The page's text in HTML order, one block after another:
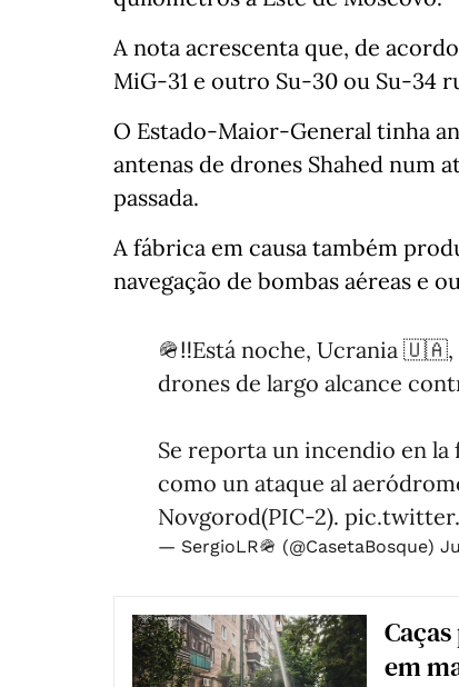
A nota acrescenta que, de
MiG-31 e outro Su-30 ou Su-34
O Estado-Maior-General tinha
antenas de drones Shahed num
passada.
A fábrica em causa também
navegação de bombas aéreas e
🪖‼️Está noche, Ucrania 🇺🇦,
drones de largo alcance
Se reporta un incendio en la
como un ataque al
Novgorod(PIC-2).
— SergioLR🪖 (@CasetaBosque)
em